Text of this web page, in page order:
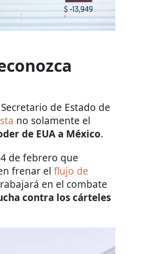
de Estado de
no solamente el
de EUA a México.
de febrero que
frenar el flujo de
en el combate
contra los cárteles